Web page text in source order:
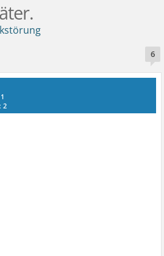
6
2